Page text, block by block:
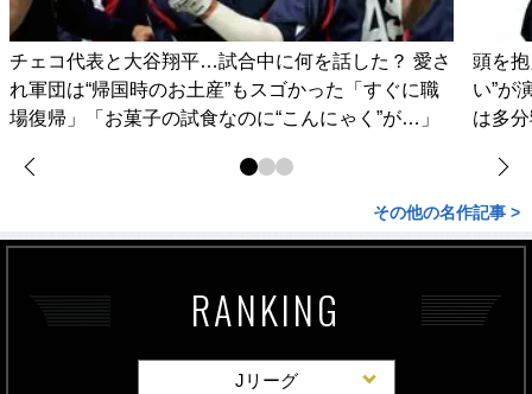
チェコ代表と大谷翔平…試合中に何を話した？ 愛さ
れ軍団は“帰国時のお土産”もスゴかった「すぐに職
場復帰」「お菓子の試食なのに“こんにゃく”が…」
頭を
い”が
は多
その他の名作記事 >
RANKING
Jリーグ